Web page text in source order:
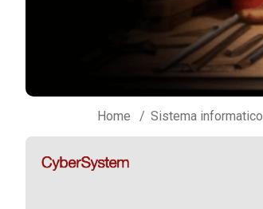
Home Sistema informatico